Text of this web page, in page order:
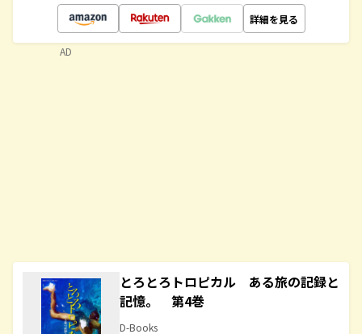
詳細を見る
とろとろトロピカル ある旅の記録と
記憶。 第4巻
D-Books
AD